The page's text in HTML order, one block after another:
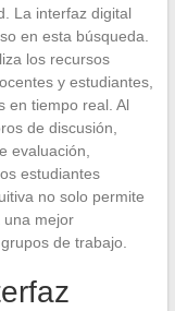
La interfaz digital
en esta búsqueda.
los recursos
y estudiantes,
en tiempo real. Al
de discusión,
evaluación,
estudiantes
no solo permite
una mejor
de trabajo.